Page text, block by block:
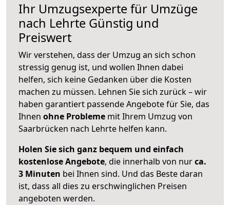
Ihr Umzugsexperte für Umzüge
nach Lehrte Günstig und
Preiswert
Wir verstehen, dass der Umzug an sich schon
stressig genug ist, und wollen Ihnen dabei
helfen, sich keine Gedanken über die Kosten
machen zu müssen. Lehnen Sie sich zurück – wir
haben garantiert passende Angebote für Sie, das
Ihnen ohne Probleme mit Ihrem Umzug von
Saarbrücken nach Lehrte helfen kann.
Holen Sie sich ganz bequem und einfach
kostenlose Angebote, die innerhalb von nurca.
3 Minuten bei Ihnen sind. Und das Beste daran
ist, dass all dies zu erschwinglichen Preisen
angeboten werden.